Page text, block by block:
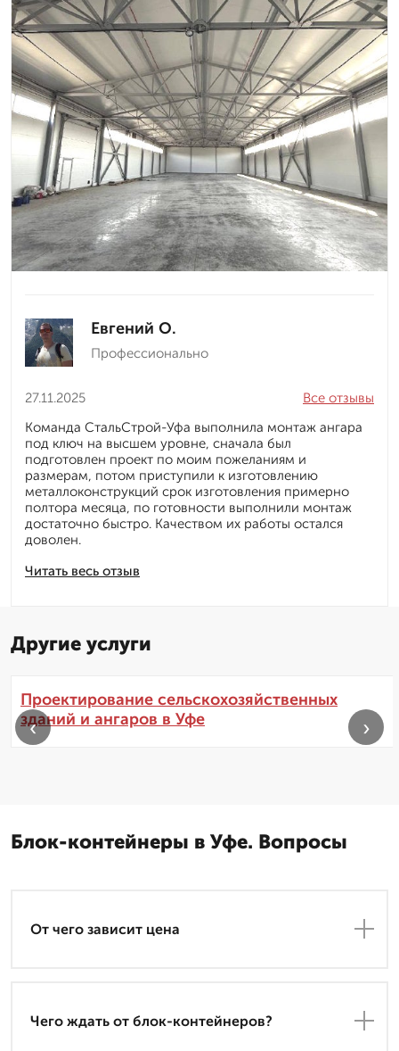
Евгений О.
Профессионально
27.11.2025
Читать весь отзыв
Все отзывы
Команда СтальСтрой-Уфа выполнила монтаж ангара
под ключ на высшем уровне, сначала был
подготовлен проект по моим пожеланиям и
размерам, потом приступили к изготовлению
металлоконструкций срок изготовления примерно
полтора месяца, по готовности выполнили монтаж
достаточно быстро. Качеством их работы остался
доволен.
Другие услуги
Проектирование сельскохозяйственных
зданий и ангаров в Уфе
‹ ›
Блок-контейнеры в Уфе. Вопросы
От чего зависит цена
Чего ждать от блок-контейнеров?